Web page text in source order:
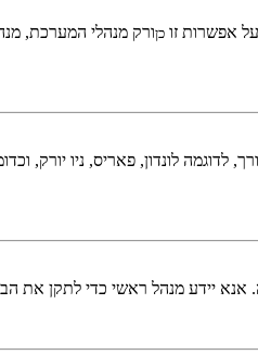
אפשרות זו כןורק מנהלי המערכת,
לונדון, פאריס, ניו יורק,
אנא יידע מנהל ראשי כדי לתקן את